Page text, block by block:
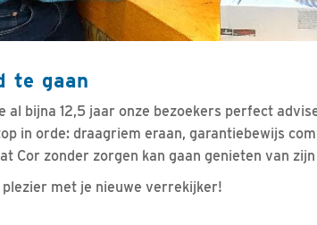
te gaan
al bijna 12,5 jaar onze bezoekers perfect
in orde: draagriem eraan, garantiebewijs
Cor zonder zorgen kan gaan genieten van
plezier met je nieuwe verrekijker!